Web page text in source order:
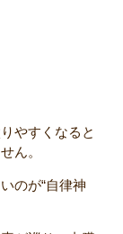
やすくなると
ん。
のが“自律神